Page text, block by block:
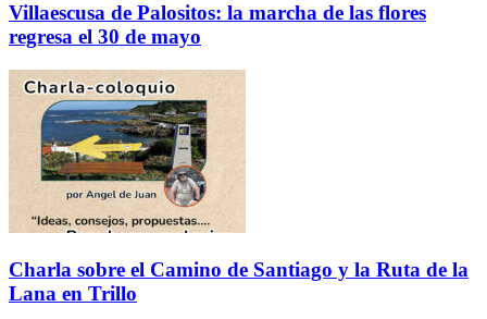
Villaescusa de Palositos: la marcha de las flores
regresa el 30 de mayo
Charla sobre el Camino de Santiago y la Ruta de la
Lana en Trillo